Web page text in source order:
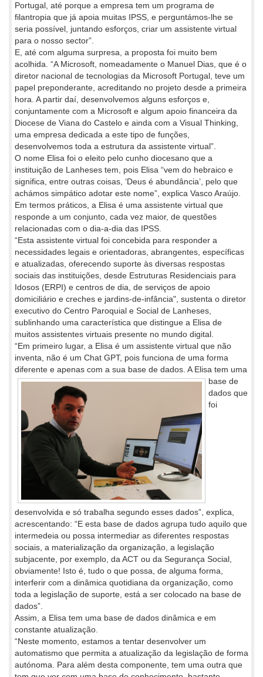
Portugal, até porque a empresa tem um programa de
filantropia que já apoia muitas IPSS, e perguntámos-lhe se
seria possível, juntando esforços, criar um assistente virtual
para o nosso sector”.
E, até com alguma surpresa, a proposta foi muito bem
acolhida. “A Microsoft, nomeadamente o Manuel Dias, que é o
diretor nacional de tecnologias da Microsoft Portugal, teve um
papel preponderante, acreditando no projeto desde a primeira
hora. A partir daí, desenvolvemos alguns esforços e,
conjuntamente com a Microsoft e algum apoio financeira da
Diocese de Viana do Castelo e ainda com a Visual Thinking,
uma empresa dedicada a este tipo de funções,
desenvolvemos toda a estrutura da assistente virtual”.
O nome Elisa foi o eleito pelo cunho diocesano que a
instituição de Lanheses tem, pois Elisa “vem do hebraico e
significa, entre outras coisas, ‘Deus é abundância’, pelo que
achámos simpático adotar este nome”, explica Vasco Araújo.
Em termos práticos, a Elisa é uma assistente virtual que
responde a um conjunto, cada vez maior, de questões
relacionadas com o dia-a-dia das IPSS.
“Esta assistente virtual foi concebida para responder a
necessidades legais e orientadoras, abrangentes, específicas
e atualizadas, oferecendo suporte às diversas respostas
sociais das instituições, desde Estruturas Residenciais para
Idosos (ERPI) e centros de dia, de serviços de apoio
domiciliário e creches e jardins-de-infância", sustenta o diretor
executivo do Centro Paroquial e Social de Lanheses,
sublinhando uma característica que distingue a Elisa de
muitos assistentes virtuais presente no mundo digital.
“Em primeiro lugar, a Elisa é um assistente virtual que não
inventa, não é um Chat GPT, pois funciona de uma forma
diferente e apenas com a sua base de dados. A Elisa tem uma
base de
dados que
foi
desenvolvida e só trabalha segundo esses dados”, explica,
acrescentando: “E esta base de dados agrupa tudo aquilo que
intermedeia ou possa intermediar as diferentes respostas
sociais, a materialização da organização, a legislação
subjacente, por exemplo, da ACT ou da Segurança Social,
obviamente! Isto é, tudo o que possa, de alguma forma,
interferir com a dinâmica quotidiana da organização, como
toda a legislação de suporte, está a ser colocado na base de
dados”.
Assim, a Elisa tem uma base de dados dinâmica e em
constante atualização.
“Neste momento, estamos a tentar desenvolver um
automatismo que permita a atualização da legislação de forma
autónoma. Para além desta componente, tem uma outra que